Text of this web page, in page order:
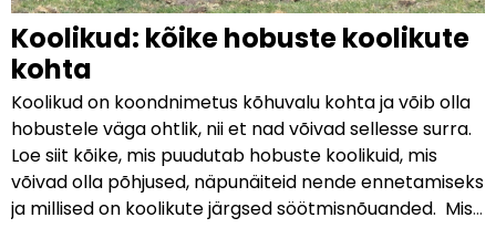
Koolikud: kõike hobuste koolikute
kohta
Koolikud on koondnimetus kõhuvalu kohta ja võib olla
hobustele väga ohtlik, nii et nad võivad sellesse surra.
Loe siit kõike, mis puudutab hobuste koolikuid, mis
võivad olla põhjused, näpunäiteid nende ennetamiseks
ja millised on koolikute järgsed söötmisnõuanded. Mis